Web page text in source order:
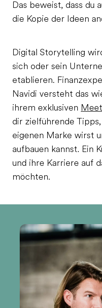
Das beweist, dass du
die Kopie der Ideen
Digital Storytelling
sich oder sein
etablieren.
Navidi versteht das
ihrem exklusiven
dir zielführende
eigenen Marke wirst
aufbauen kannst. Ein
und ihre Karriere auf
möchten.